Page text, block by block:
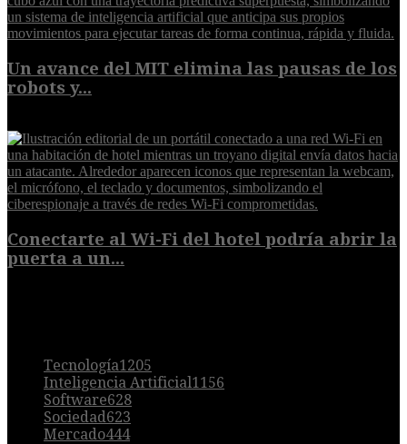
Un avance del MIT elimina las pausas de los
robots y...
Conectarte al Wi-Fi del hotel podría abrir la
puerta a un...
Tecnología1205
Inteligencia Artificial1156
Software628
Sociedad623
Mercado444